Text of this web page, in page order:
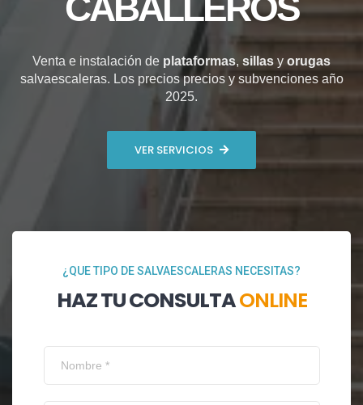
Venta e instalación de plataformas, sillas y orugas
salvaescaleras. Los precios precios y subvenciones año
2025.
VER SERVICIOS
¿QUE TIPO DE SALVAESCALERAS NECESITAS?
HAZ TU CONSULTAONLINE